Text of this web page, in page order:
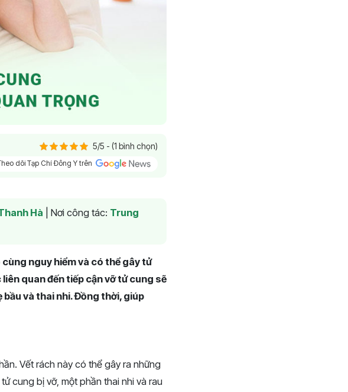
5/5 - (1 bình chọn)
dõi Tạp Chí Đông Y trên
Hà Nơi công tác: Trung
nguy hiểm và có thể gây tử
quan đến tiếp cận vỡ tử cung sẽ
và thai nhi. Đồng thời, giúp
Vết rách này có thể gây ra những
cung bị vỡ, một phần thai nhi và rau